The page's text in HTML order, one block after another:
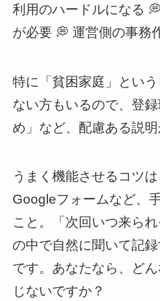
利用のハードルになる
が必要 💭 運営側の事務
特に「貧困家庭」とい
ない方もいるので、登
め」など、配慮ある説明
うまく機能させるコツ
Googleフォームなど、
こと。「次回いつ来ら
の中で自然に聞いて記
です。あなたなら、ど
じないですか？